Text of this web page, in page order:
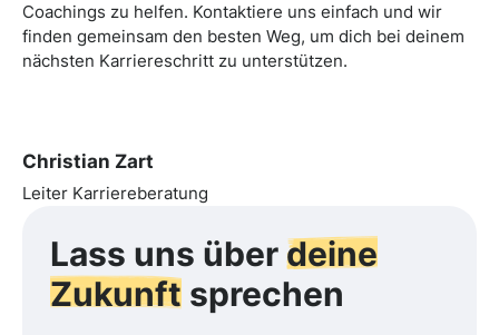
Coachings zu helfen. Kontaktiere uns einfach und wir
finden gemeinsam den besten Weg, um dich bei deinem
nächsten Karriereschritt zu unterstützen.
Christian Zart
Leiter Karriereberatung
Lass uns überdeine
Zukunft sprechen